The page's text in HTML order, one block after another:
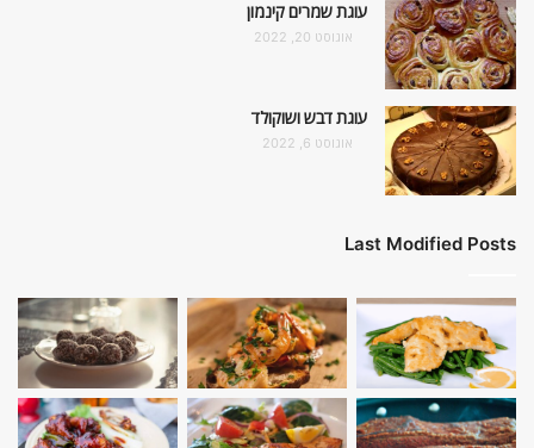
עוגת שמרים קינמון
אוגוסט 20, 2022
עוגת דבש ושוקולד
אוגוסט 6, 2022
Last Modified Posts